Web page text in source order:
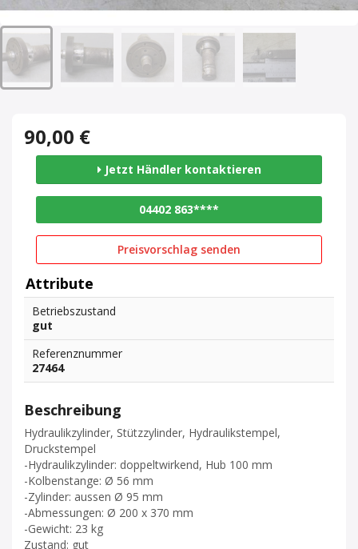
90,00 €
Jetzt Händler kontaktieren
04402 863****
Preisvorschlag senden
Attribute
Betriebszustand
gut
Referenznummer
27464
Beschreibung
Hydraulikzylinder, Stützzylinder, Hydraulikstempel,
Druckstempel
-Hydraulikzylinder: doppeltwirkend, Hub 100 mm
-Kolbenstange: Ø 56 mm
-Zylinder: aussen Ø 95 mm
-Abmessungen: Ø 200 x 370 mm
-Gewicht: 23 kg
Zustand: gut